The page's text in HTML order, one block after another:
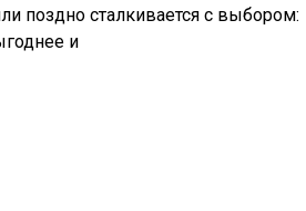
поздно сталкивается с выбором:
и